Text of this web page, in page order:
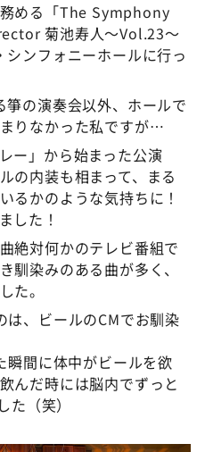
める「The Symphony
菊池寿人～Vol.23～
ンフォニーホールに行っ
の演奏会以外、ホールで
りなかった私ですが…
ー」から始まった公演
の内装も相まって、まる
るかのような気持ちに！
した！
絶対何かのテレビ番組で
馴染みのある曲が多く、
た。
、ビールのCMでお馴染
間に体中がビールを欲
んだ時には脳内でずっと
（笑）